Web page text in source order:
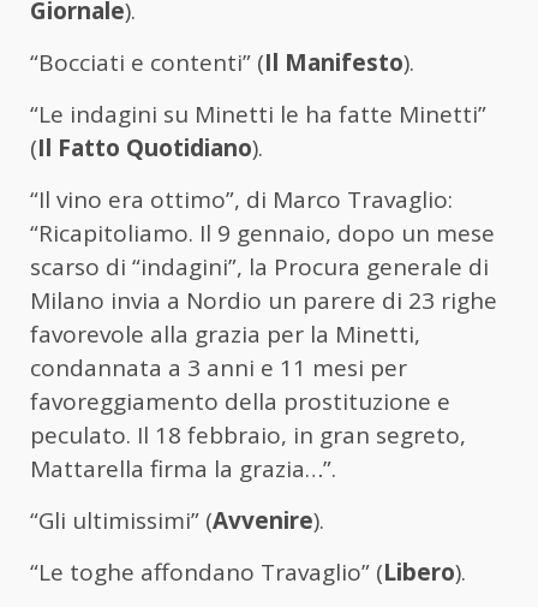
Giornale).
“Bocciati e contenti” (Il Manifesto).
“Le indagini su Minetti le ha fatte Minetti”
(Il Fatto Quotidiano).
“Il vino era ottimo”, di Marco Travaglio:
“Ricapitoliamo. Il 9 gennaio, dopo un mese
scarso di “indagini”, la Procura generale di
Milano invia a Nordio un parere di 23 righe
favorevole alla grazia per la Minetti,
condannata a 3 anni e 11 mesi per
favoreggiamento della prostituzione e
peculato. Il 18 febbraio, in gran segreto,
Mattarella firma la grazia…”.
“Gli ultimissimi” (Avvenire).
“Le toghe affondano Travaglio” (Libero).